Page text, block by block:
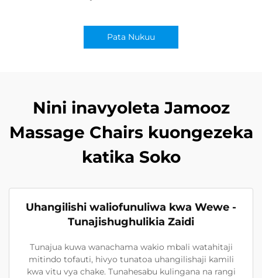
Pata Nukuu
Nini inavyoleta Jamooz
Massage Chairs kuongezeka
katika Soko
Uhangilishi waliofunuliwa kwa Wewe -
Tunajishughulikia Zaidi
Tunajua kuwa wanachama wakio mbali watahitaji
mitindo tofauti, hivyo tunatoa uhangilishaji kamili
kwa vitu vya chake. Tunahesabu kulingana na rangi